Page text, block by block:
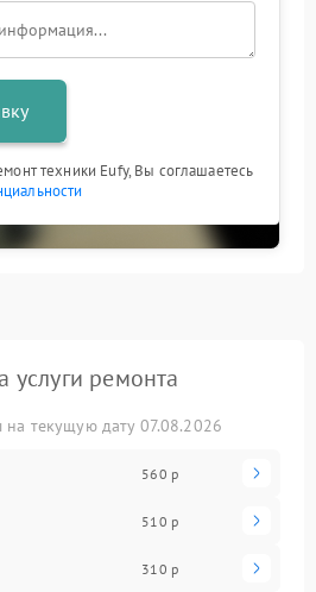
техники Eufy, Вы соглашаетесь
услуги ремонта
на текущую дату 07.08.2026
560 р
510 р
310 р